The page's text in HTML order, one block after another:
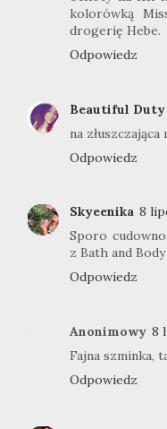
kolorówką
drogerię Hebe.
Odpowiedz
Beautiful Duty
na
Odpowiedz
Skyeenika 8
Sporo
z Bath and
Odpowiedz
Anonimowy 8
Fajna szminka,
Odpowiedz